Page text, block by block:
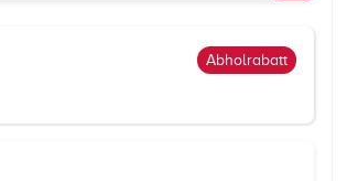
Abholrabatt